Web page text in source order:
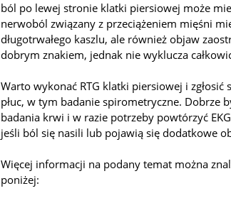
ból po lewej stronie klatki piersiowej może
nerwoból związany z przeciążeniem mięśni
długotrwałego kaszlu, ale również objaw
dobrym znakiem, jednak nie wyklucza
Warto wykonać RTG klatki piersiowej i
płuc, w tym badanie spirometryczne. Dobrze
badania krwi i w razie potrzeby powtórzyć
jeśli ból się nasili lub pojawią się dodatkowe
Więcej informacji na podany temat można
poniżej: